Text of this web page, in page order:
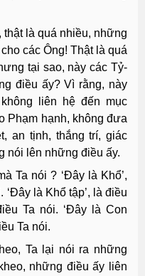
là quá nhiều, những
các Ông! Thật là quá
tại sao, này các Tỷ-
điều ấy? Vì rằng, này
liên hệ đến mục
Phạm hạnh, không đưa
an tịnh, thắng trí, giác
nói lên những điều ấy.
Ta nói ? ‘Ðây là Khổ’,
‘Ðây là Khổ tập’, là điều
Ta nói. ‘Ðây là Con
Ta nói.
Ta lại nói ra những
những điều ấy liên